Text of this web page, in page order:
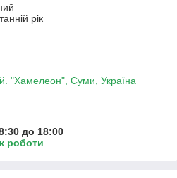
рік
"Хамелеон", Суми, Україна
до 18:00
роботи